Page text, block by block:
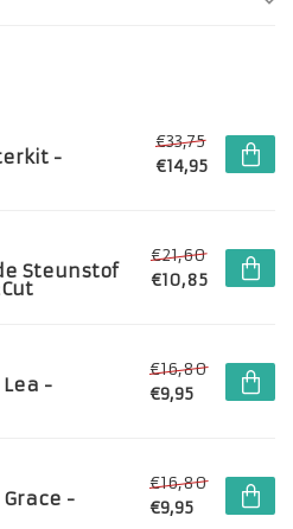
-
€33,75
€14,95
Steunstof
€21,60
€10,85
-
€16,80
€9,95
-
€16,80
€9,95